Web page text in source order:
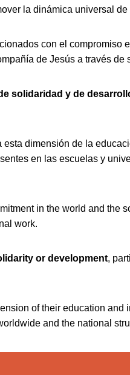
la dinámica universal
con el compromiso
de Jesús a través de
solidaridad y de
esta dimensión de la
en las escuelas y
in the world and the
work.
or development,
of their education and
and the national